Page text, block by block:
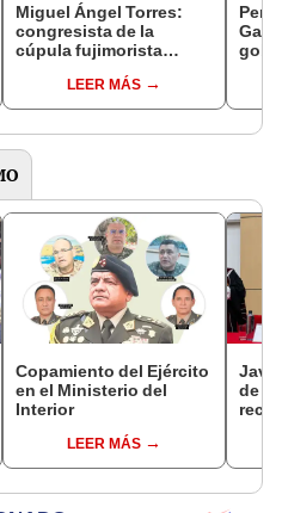
Miguel Ángel Torres:
congresista de la
cúpula fujimorista
del SenadoLEER MÁS
Copamiento del Ejército
en el Ministerio del
Interior
LEER MÁS
de